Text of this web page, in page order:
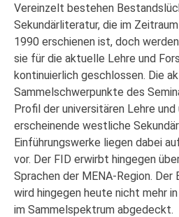
Vereinzelt bestehen
Sekundärliteratur, die im
1990 erschienen ist, doch
sie für die aktuelle Lehre und
kontinuierlich geschlossen. Die
Sammelschwerpunkte des
Profil der universitären Lehre
erscheinende westliche
Einführungswerke liegen dabei
vor. Der FID erwirbt hingegen
Sprachen der MENA-Region.
wird hingegen heute nicht mehr
im Sammelspektrum abgedeckt.